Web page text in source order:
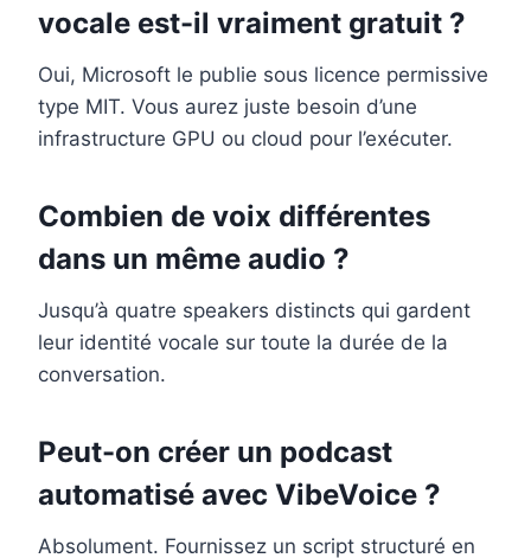
vocale est-il vraiment gratuit ?
Oui, Microsoft le publie sous licence permissive
type MIT. Vous aurez juste besoin d’une
infrastructure GPU ou cloud pour l’exécuter.
Combien de voix différentes
dans un même audio ?
Jusqu’à quatre speakers distincts qui gardent
leur identité vocale sur toute la durée de la
conversation.
Peut-on créer un podcast
automatisé avec VibeVoice ?
Absolument. Fournissez un script structuré en